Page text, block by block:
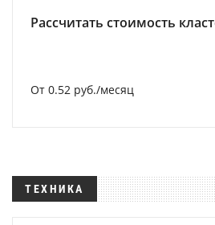
Рассчитать стоимость
От 0.52 руб./месяц
ТЕХНИКА